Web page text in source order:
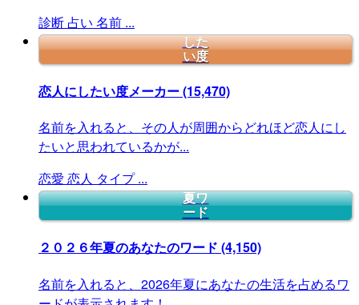
診断 占い 名前 ...
した
い度
恋人にしたい度メーカー(15,470)
名前を入れると、その人が周囲からどれほど恋人にし
たいと思われているかが...
恋愛 恋人 タイプ ...
夏ワ
ード
２０２６年夏のあなたのワード (4,150)
名前を入れると、2026年夏にあなたの生活を占めるワ